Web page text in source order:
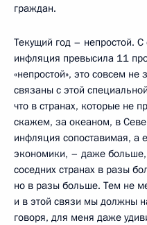
граждан.
Текущий год – непростой.
инфляция превысила 11
«непростой», это совсем не
связаны с этой
что в странах, которые не
скажем, за океаном, в
инфляция сопоставимая, а
экономики, – даже больше,
соседних странах в разы
но в разы больше. Тем не
и в этой связи мы должны
говоря, для меня даже